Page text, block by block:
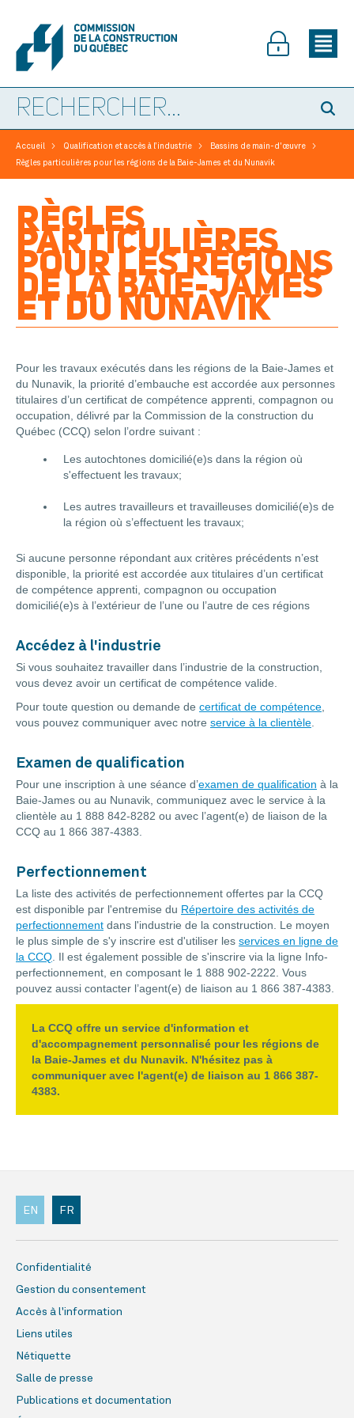
Accueil > Qualification et accès à l’industrie > Bassins de main-d'œuvre >
Règles particulières pour les régions de la Baie-James et du Nunavik
RÈGLES
PARTICULIÈRES
POUR LES RÉGIONS
DE LA BAIE-JAMES
ET DU NUNAVIK
Pour les travaux exécutés dans les régions de la Baie-James et
du Nunavik, la priorité d’embauche est accordée aux personnes
titulaires d’un certificat de compétence apprenti, compagnon ou
occupation, délivré par la Commission de la construction du
Québec (CCQ) selon l’ordre suivant :
Les autochtones domicilié(e)s dans la région où
s'effectuent les travaux;
Les autres travailleurs et travailleuses domicilié(e)s de
la région où s’effectuent les travaux;
Si aucune personne répondant aux critères précédents n’est
disponible, la priorité est accordée aux titulaires d’un certificat
de compétence apprenti, compagnon ou occupation
domicilié(e)s à l’extérieur de l’une ou l’autre de ces régions
Accédez à l'industrie
Si vous souhaitez travailler dans l’industrie de la construction,
vous devez avoir un certificat de compétence valide.
Pour toute question ou demande de certificat de compétence
vous pouvez communiquer avec notre service à la clientèle
Examen de qualification
Pour une inscription à une séance d’examen de qualification à la
Baie-James ou au Nunavik, communiquez avec le service à la
clientèle au 1 888 842-8282 ou avec l’agent(e) de liaison de la
CCQ au 1 866 387-4383.
Perfectionnement
La liste des activités de perfectionnement offertes par la CCQ
est disponible par l'entremise du Répertoire des activités de
perfectionnement dans l'industrie de la construction. Le moyen
le plus simple de s'y inscrire est d'utiliser les services en ligne de
la CCQ . Il est également possible de s'inscrire via la ligne Info-
perfectionnement, en composant le 1 888 902-2222. Vous
pouvez aussi contacter l’agent(e) de liaison au 1 866 387-4383.
La CCQ offre un service d'information et
d'accompagnement personnalisé pour les régions de
la Baie-James et du Nunavik. N'hésitez pas à
communiquer avec l'agent(e) de liaison au 1 866 387-
4383.
Confidentialité
Gestion du consentement
Accès à l'information
Liens utiles
Nétiquette
Salle de presse
Publications et documentation
EN FR